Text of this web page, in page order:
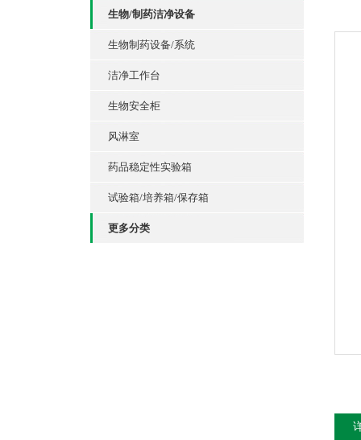
生物/制药洁净设备
生物制药设备/系统
洁净工作台
生物安全柜
风淋室
药品稳定性实验箱
试验箱/培养箱/保存箱
更多分类